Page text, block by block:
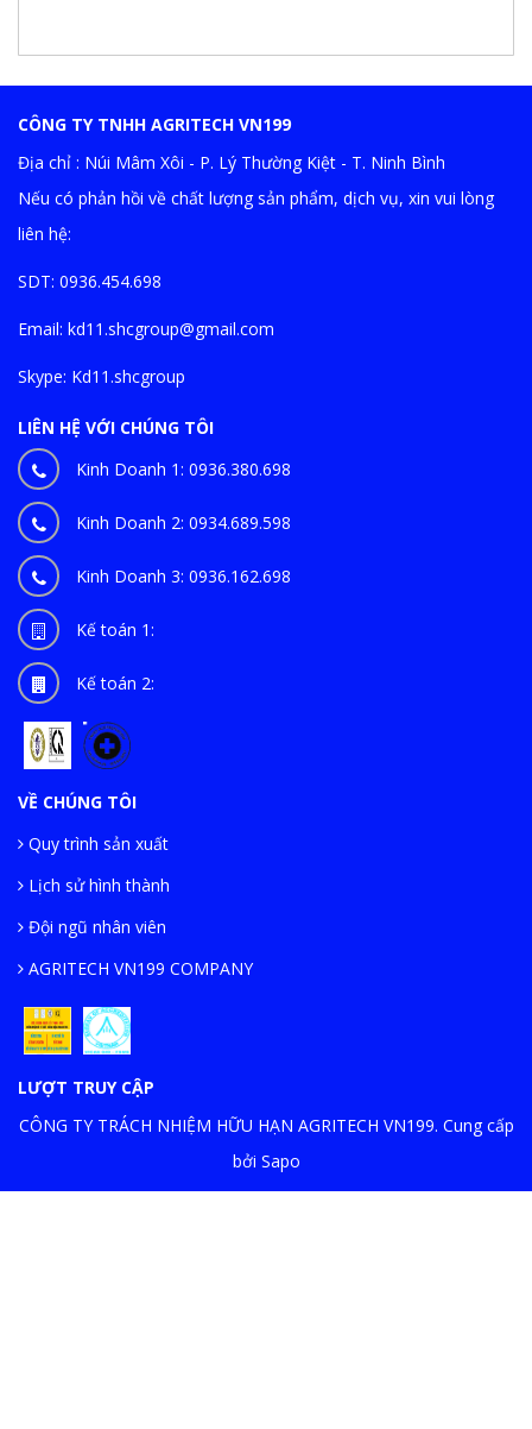
CÔNG TY TNHH AGRITECH VN199
Địa chỉ : Núi Mâm Xôi - P. Lý Thường Kiệt - T. Ninh Bình
Nếu có phản hồi về chất lượng sản phẩm, dịch vụ, xin vui lòng
liên hệ:
SDT: 0936.454.698
Email: kd11.shcgroup@gmail.com
Skype: Kd11.shcgroup
LIÊN HỆ VỚI CHÚNG TÔI
Kinh Doanh 1: 0936.380.698
Kinh Doanh 2: 0934.689.598
Kinh Doanh 3: 0936.162.698
Kế toán 1:
Kế toán 2:
VỀ CHÚNG TÔI
Quy trình sản xuất
Lịch sử hình thành
Đội ngũ nhân viên
AGRITECH VN199 COMPANY
LƯỢT TRUY CẬP
CÔNG TY TRÁCH NHIỆM HỮU HẠN AGRITECH VN199. Cung cấp
bởi Sapo